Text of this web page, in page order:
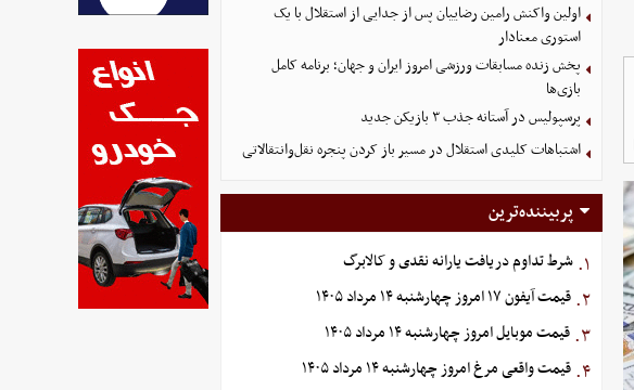
اولین واکنش رامین رضاییان پس از جدایی از استقلال با یک
استوری معنادار
پخش زنده مسابقات ورزشی امروز ایران و جهان؛ برنامه کامل
بازی‌ها
پرسپولیس در آستانه جذب ۳ بازیکن جدید
اشتباهات کلیدی استقلال در مسیر باز کردن پنجره نقل‌وانتقالاتی
پربیننده‌ترین
۱. شرط تداوم دریافت یارانه نقدی و کالابرگ
۲. قیمت آیفون ۱۷ امروز چهارشنبه ۱۴ مرداد ۱۴۰۵
۳. قیمت موبایل‌ امروز چهارشنبه ۱۴ مرداد ۱۴۰۵
۴. قیمت واقعی مرغ امروز چهارشنبه ۱۴ مرداد ۱۴۰۵